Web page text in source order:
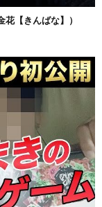
【きんばな】）